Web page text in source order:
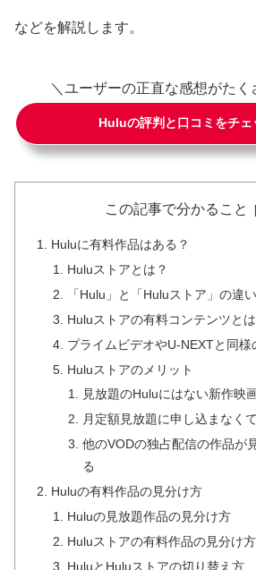
などを解説します。
＼ユーザーの正直な感想がたく
Huluの評判と口コミをチェ
この記事で分かること
Huluに有料作品はある？
Huluストアとは？
「Hulu」と「Huluストア」の違い
Huluストアの有料コンテンツとは
プライムビデオやU-NEXTと同様
Huluストアのメリット
見放題のHuluにはない新作映
月定額見放題に申し込まなく
他のVODの独占配信の作品が
る
Huluの有料作品の見分け方
Huluの見放題作品の見分け方
Huluストアの有料作品の見分け方
HuluとHuluストアの切り替え方